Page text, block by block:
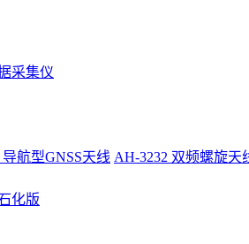
采集仪
导航型GNSS天线 AH-3232 双频螺旋天
化版